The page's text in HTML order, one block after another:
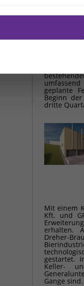
man
Die
Projekt
Tapolca
geplante
Beginn
dritte
Mit einem
Kft. und
erhalten.
Dreher-
gestartet.
Keller-
Gange sind.